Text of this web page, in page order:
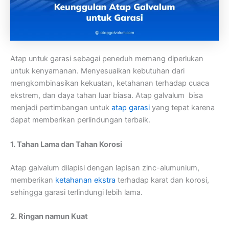
Atap untuk garasi sebagai peneduh memang diperlukan
untuk kenyamanan. Menyesuaikan kebutuhan dari
mengkombinasikan kekuatan, ketahanan terhadap cuaca
ekstrem, dan daya tahan luar biasa. Atap galvalum bisa
menjadi pertimbangan untuk atap garasi yang tepat karena
dapat memberikan perlindungan terbaik.
1. Tahan Lama dan Tahan Korosi
Atap galvalum dilapisi dengan lapisan zinc-alumunium,
memberikan ketahanan ekstra terhadap karat dan korosi,
sehingga garasi terlindungi lebih lama.
2. Ringan namun Kuat